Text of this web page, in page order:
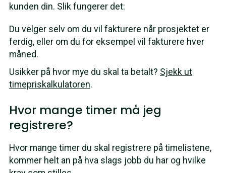
kunden din. Slik fungerer det:
Du velger selv om du vil fakturere når prosjektet er
ferdig, eller om du for eksempel vil fakturere hver
måned.
Usikker på hvor mye du skal ta betalt? Sjekk ut
timepriskalkulatoren.
Hvor mange timer må jeg
registrere?
Hvor mange timer du skal registrere på timelistene,
kommer helt an på hva slags jobb du har og hvilke